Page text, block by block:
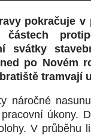
pokračuje
svátky
po Novém
tramvají
náročné
úkony.
V průběhu